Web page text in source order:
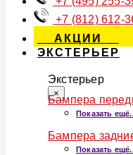
+7 (812) 612-
АКЦИИ
ЭКСТЕРЬЕР
Экстерьер
×
Бампера
Показать
Бампера
Показать